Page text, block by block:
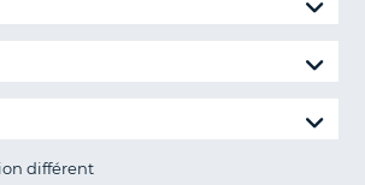
différent